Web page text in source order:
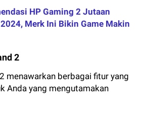
HP Gaming 2 Jutaan
Merk Ini Bikin Game Makin
2
menawarkan berbagai fitur yang
Anda yang mengutamakan